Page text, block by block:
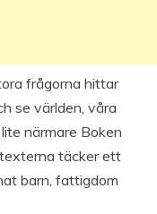
frågorna hittar
se världen, våra
närmare Boken
täcker ett
barn, fattigdom